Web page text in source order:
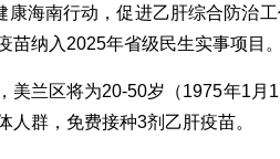
南行动，促进乙肝综合防治工
苗纳入2025年省级民生实事项目。
兰区将为20-50岁（1975年1月1
人群，免费接种3剂乙肝疫苗。